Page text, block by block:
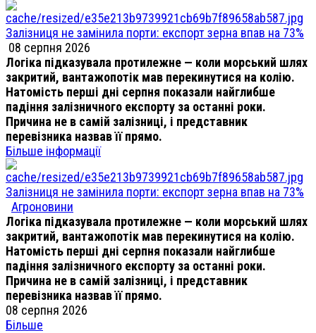
Залізниця не замінила порти: експорт зерна впав на 73%
08 серпня 2026
Логіка підказувала протилежне — коли морський шлях
закритий, вантажопотік мав перекинутися на колію.
Натомість перші дні серпня показали найглибше
падіння залізничного експорту за останні роки.
Причина не в самій залізниці, і представник
перевізника назвав її прямо.
Більше інформації
Залізниця не замінила порти: експорт зерна впав на 73%
Агроновини
Логіка підказувала протилежне — коли морський шлях
закритий, вантажопотік мав перекинутися на колію.
Натомість перші дні серпня показали найглибше
падіння залізничного експорту за останні роки.
Причина не в самій залізниці, і представник
перевізника назвав її прямо.
08 серпня 2026
Більше